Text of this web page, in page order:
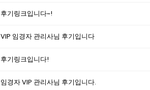
후기링크입니다~!
VIP 임경자 관리사님 후기입니다
후기링크입니다!
임경자 VIP 관리사님 후기입니다.